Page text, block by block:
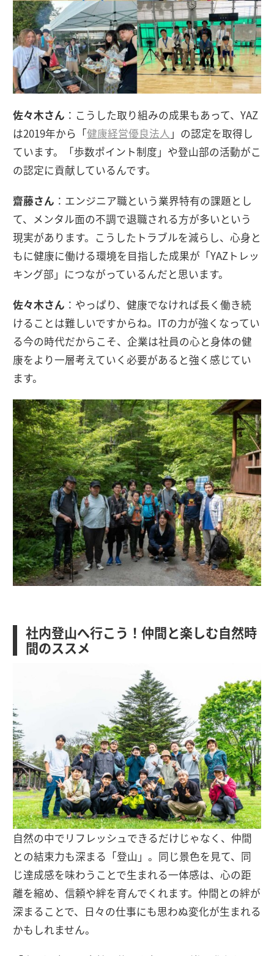
佐々木さん ：こうした取り組みの成果もあって、YAZ
は2019年から「健康経営優良法人 」の認定を取得し
ています。「歩数ポイント制度」や登山部の活動がこ
の認定に貢献しているんです。
齋藤さん ：エンジニア職という業界特有の課題とし
て、メンタル面の不調で退職される方が多いという
現実があります。こうしたトラブルを減らし、心身と
もに健康に働ける環境を目指した成果が「YAZトレッ
キング部」につながっているんだと思います。
佐々木さん ：やっぱり、健康でなければ長く働き続
けることは難しいですからね。ITの力が強くなってい
る今の時代だからこそ、企業は社員の心と身体の健
康をより一層考えていく必要があると強く感じてい
ます。
社内登山へ行こう！仲間と楽しむ自然時
間のススメ
自然の中でリフレッシュできるだけじゃなく、仲間
との結束力も深まる「登山」。同じ景色を見て、同
じ達成感を味わうことで生まれる一体感は、心の距
離を縮め、信頼や絆を育んでくれます。仲間との絆が
深まることで、日々の仕事にも思わぬ変化が生まれる
かもしれません。